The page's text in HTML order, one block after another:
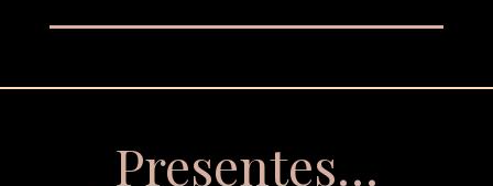
Presentes…